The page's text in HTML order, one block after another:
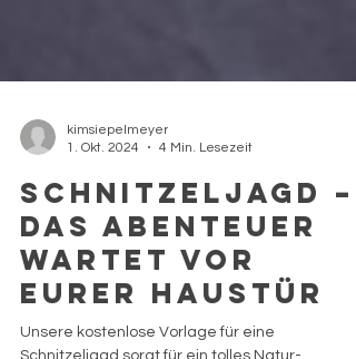
kimsiepelmeyer
Schnitzeljagd –
Das Abenteuer
wartet vor
eurer Haustür
Unsere kostenlose Vorlage für eine